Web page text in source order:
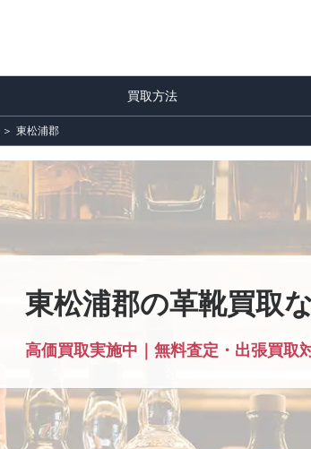
買取方法
＞ 東松浦郡
東松浦郡の革靴買取
高価買取実施中｜無料査定・出張買取